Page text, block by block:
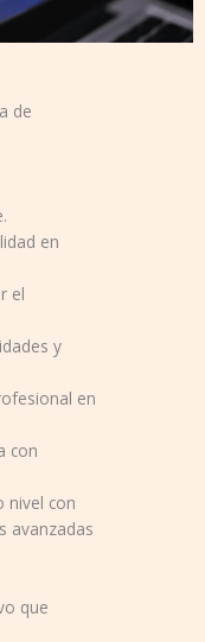
de
en
el
y
en
con
nivel con
avanzadas
que